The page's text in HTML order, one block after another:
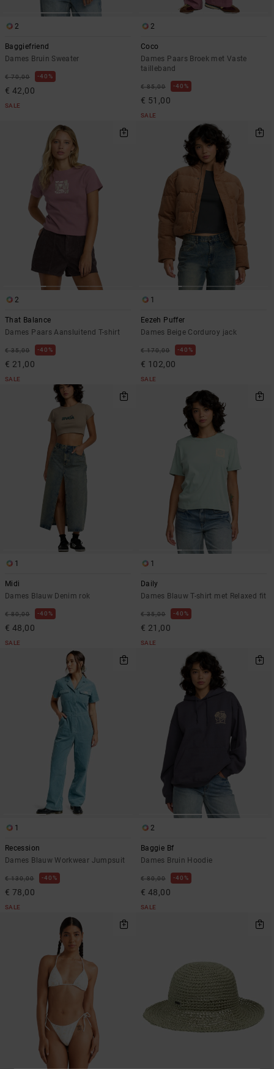
2
Baggiefriend
Dames Bruin Sweater
€ 70,00 40%
€ 42,00
SALE
2
Coco
Dames Paars Broek met Vaste
tailleband
€ 85,00 40%
€ 51,00
SALE
2
That Balance
Dames Paars Aansluitend T-shirt
€ 35,00 40%
€ 21,00
SALE
1
Eezeh Puffer
Dames Beige Corduroy jack
€ 170,00 40%
€ 102,00
SALE
1
Midi
Dames Blauw Denim rok
€ 80,00 40%
€ 48,00
SALE
1
Daily
Dames Blauw T-shirt met Relaxed fit
€ 35,00 40%
€ 21,00
SALE
1
Recession
Dames Blauw Workwear Jumpsuit
€ 130,00 40%
€ 78,00
SALE
2
Baggie Bf
Dames Bruin Hoodie
€ 80,00 40%
€ 48,00
SALE